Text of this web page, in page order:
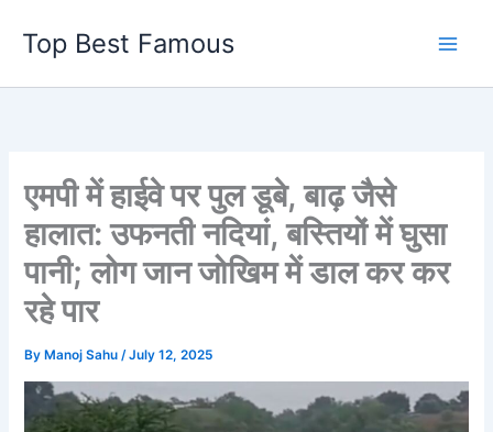
content
Top Best Famous
एमपी में हाईवे पर पुल डूबे, बाढ़ जैसे
हालात: उफनती नदियां, बस्तियों में घुसा
पानी; लोग जान जोखिम में डाल कर कर
रहे पार
By Manoj Sahu/July 12, 2025